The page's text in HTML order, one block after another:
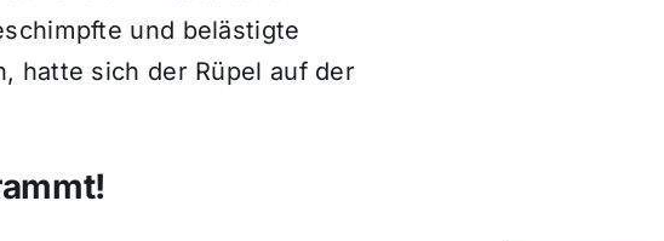
und belästigte
hatte sich der Rüpel auf der